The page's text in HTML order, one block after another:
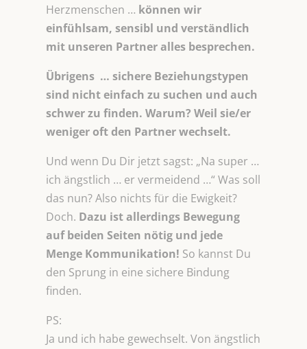
Herzmenschen … können wir
einfühlsam, sensibl und verständlich
mit unseren Partner alles besprechen.
Übrigens … sichere Beziehungstypen
sind nicht einfach zu suchen und auch
schwer zu finden. Warum? Weil sie/er
weniger oft den Partner wechselt.
Und wenn Du Dir jetzt sagst: „Na super …
ich ängstlich … er vermeidend …“ Was soll
das nun? Also nichts für die Ewigkeit?
Doch. Dazu ist allerdings Bewegung
auf beiden Seiten nötig und jede
Menge Kommunikation! So kannst Du
den Sprung in eine sichere Bindung
finden.
PS:
Ja und ich habe gewechselt. Von ängstlich